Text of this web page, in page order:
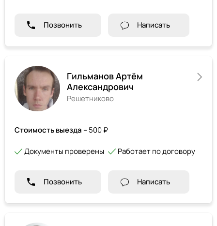
Позвонить Написать
Гильманов Артём
Александрович
Решетниково
Стоимость выезда – 500 ₽
Документы проверены Работает по договору
Позвонить Написать